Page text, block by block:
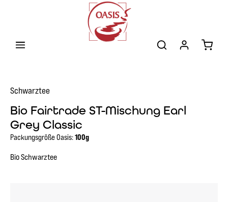
Schwarztee
Bio Fairtrade ST-Mischung Earl
Grey Classic
Packungsgröße Oasis:100g
Bio Schwarztee